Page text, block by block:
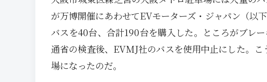
が万博開催にあわせてEVモーターズ・ジャパン（以
バスを40台、合計190台を購入した。ところがブレ
通省の検査後、EVMJ社のバスを使用中止にした。
場になったのだ。